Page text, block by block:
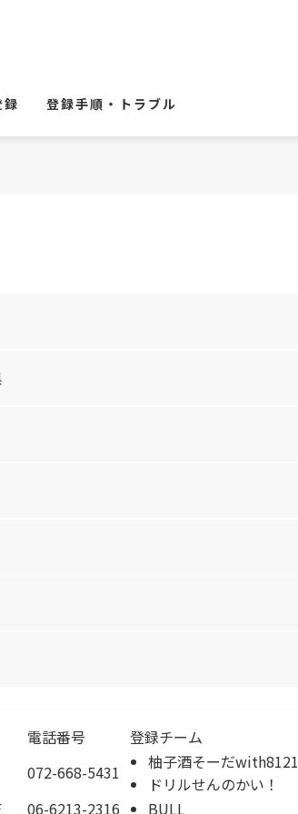
録 登録手順・トラブル
電話番号
登録チーム
072-668-5431
柚子酒そーだwith8121
ドリルせんのかい！
06-6213-2316 BULL